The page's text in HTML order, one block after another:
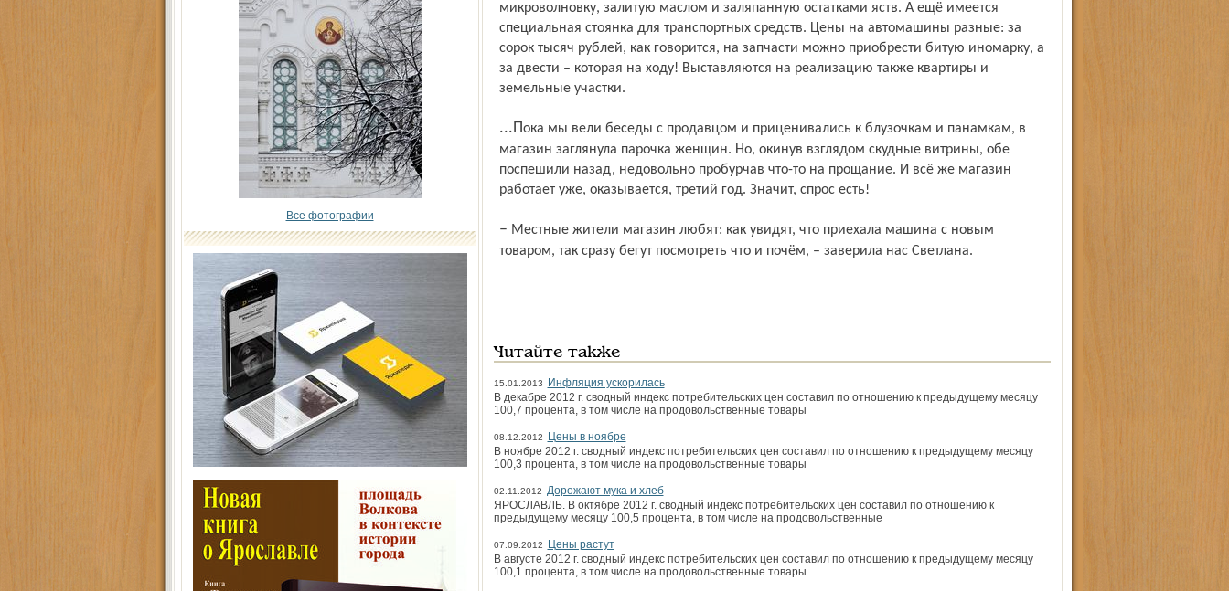
Все фотографии
микроволновку, залитую маслом и заляпанную остатками яств. А ещё имеется
специальная стоянка для транспортных средств. Цены на автомашины разные: за
сорок тысяч рублей, как говорится, на запчасти можно приобрести битую иномарку, а
за двести – которая на ходу! Выставляются на реализацию также квартиры и
земельные участки.
...Пока мы вели беседы с продавцом и приценивались к блузочкам и панамкам, в
магазин заглянула парочка женщин. Но, окинув взглядом скудные витрины, обе
поспешили назад, недовольно пробурчав что-то на прощание. И всё же магазин
работает уже, оказывается, третий год. Значит, спрос есть!
– Местные жители магазин любят: как увидят, что приехала машина с новым
товаром, так сразу бегут посмотреть что и почём, – заверила нас Светлана.
Читайте также
15.01.2013
Инфляция ускорилась
В декабре 2012 г. сводный индекс потребительских цен составил по отношению к предыдущему месяцу
100,7 процента, в том числе на продовольственные товары
08.12.2012
Цены в ноябре
В ноябре 2012 г. сводный индекс потребительских цен составил по отношению к предыдущему месяцу
100,3 процента, в том числе на продовольственные товары
02.11.2012 Дорожают мука и хлеб
ЯРОСЛАВЛЬ. В октябре 2012 г. сводный индекс потребительских цен составил по отношению к
предыдущему месяцу 100,5 процента, в том числе на продовольственные
07.09.2012
Цены растут
В августе 2012 г. сводный индекс потребительских цен составил по отношению к предыдущему месяцу
100,1 процента, в том числе на продовольственные товары